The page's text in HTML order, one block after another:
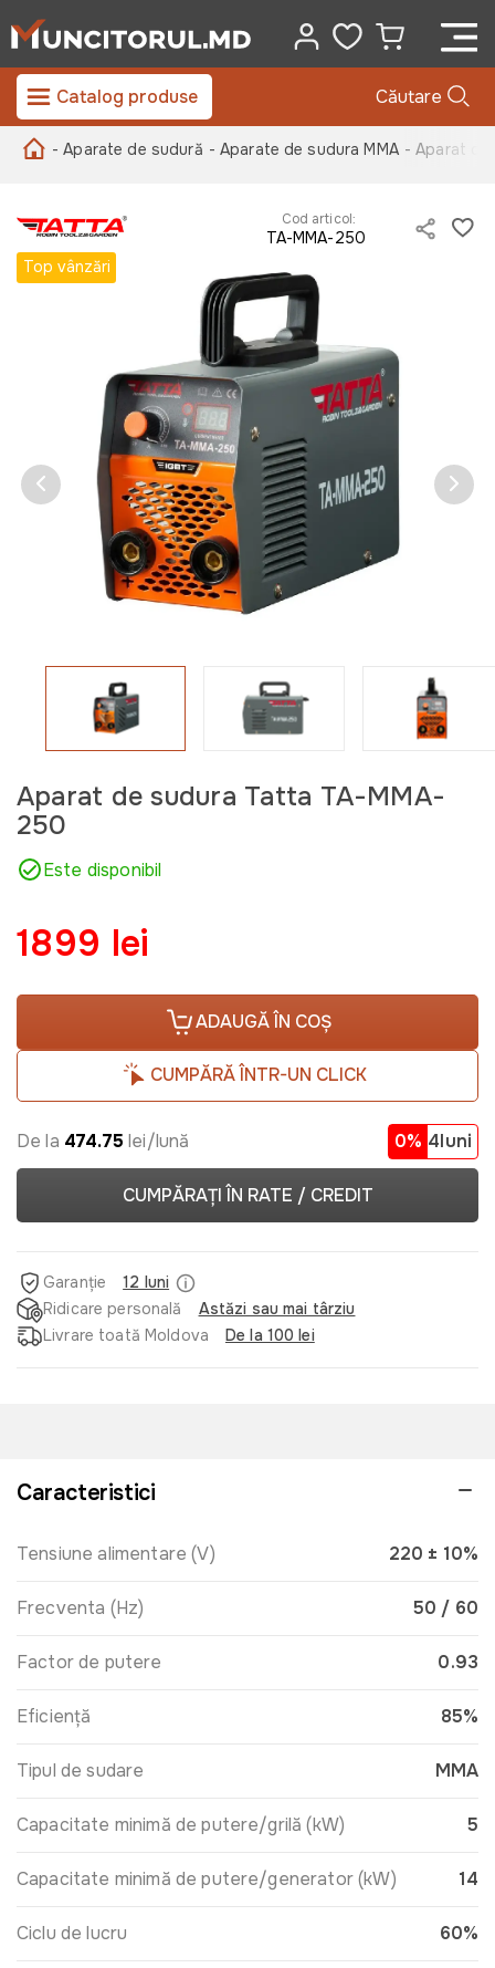
Catalog produse Căutare
- Aparate de sudură - Aparate de sudura MMA - Aparat
Cod articol:
TA-MMA-250
Top vânzări
Aparat de sudura Tatta TA-MMA-
250
Este disponibil
1899 lei
ADAUGĂ ÎN COȘ
CUMPĂRĂ ÎNTR-UN CLICK
De la 474.75 lei/lună 0% 4luni
CUMPĂRAȚI ÎN RATE / CREDIT
Garanție
12 luni
Ridicare personală
Astăzi sau mai târziu
Livrare toată Moldova
De la 100 lei
Caracteristici
Tensiune alimentare (V) 220 ± 10%
Frecventa (Hz) 50 / 60
Factor de putere 0.93
Eficiență 85%
Tipul de sudare MMA
Capacitate minimă de putere/grilă (kW) 5
Capacitate minimă de putere/generator (kW) 14
Ciclu de lucru 60%